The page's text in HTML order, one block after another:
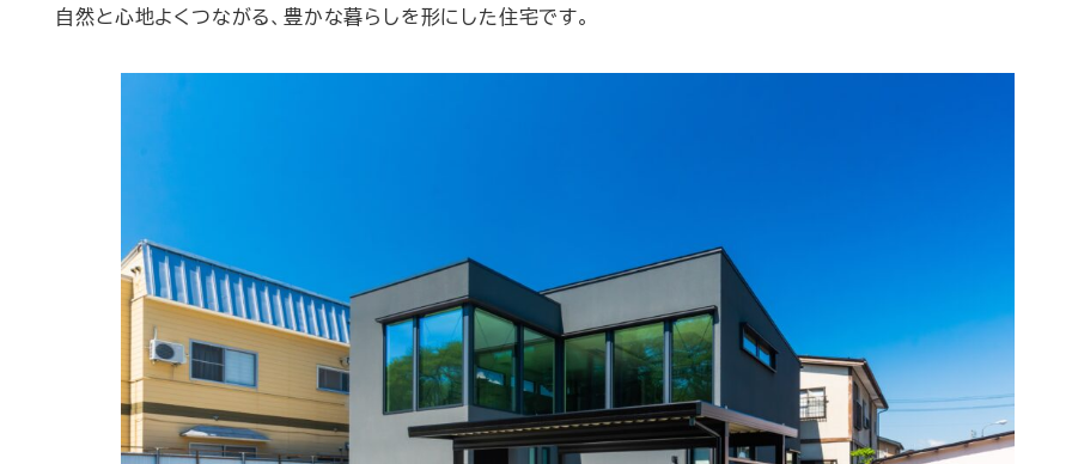
自然と心地よくつながる、豊かな暮らしを形にした住宅です。